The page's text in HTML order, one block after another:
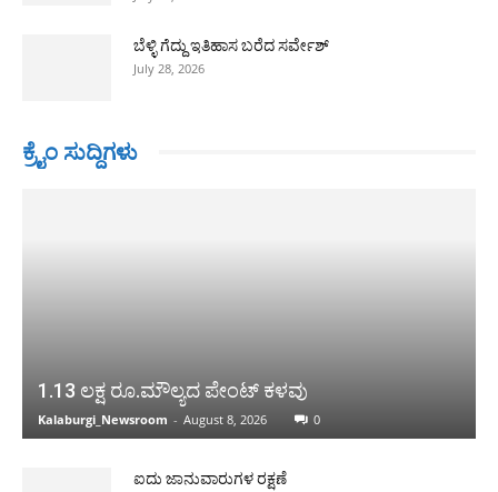
ಬೆಳ್ಳಿ ಗೆದ್ದು ಇತಿಹಾಸ ಬರೆದ ಸರ್ವೇಶ್
July 28, 2026
ಕ್ರೈಂ ಸುದ್ದಿಗಳು
1.13 ಲಕ್ಷ ರೂ.ಮೌಲ್ಯದ ಪೇಂಟ್ ಕಳವು
Kalaburgi_Newsroom - August 8, 2026 0
ಐದು ಜಾನುವಾರುಗಳ ರಕ್ಷಣೆ